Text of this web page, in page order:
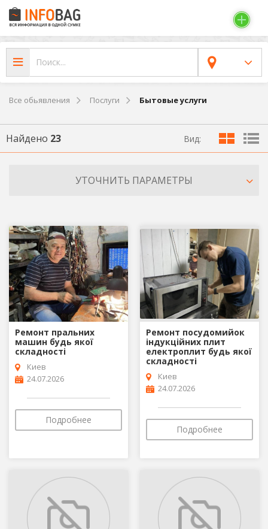
Все обьявления Послуги Бытовые услуги
Найдено 23 Вид:
УТОЧНИТЬ ПАРАМЕТРЫ
Ремонт пральних
машин будь якої
складності
Киев
24.07.2026
Подробнее
Ремонт посудомийок
індукційних плит
електроплит будь якої
складності
Киев
24.07.2026
Подробнее